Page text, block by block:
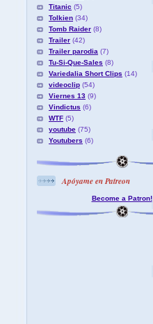
Titanic (5)
Tolkien (34)
Tomb Raider (8)
Trailer (42)
Trailer parodia (7)
Tu-Si-Que-Sales (8)
Variedalia Short Clips (14)
videoclip (54)
Viernes 13 (9)
Vindictus (6)
WTF (5)
youtube (75)
Youtubers (6)
Apóyame en Patreon
Become a Patron!